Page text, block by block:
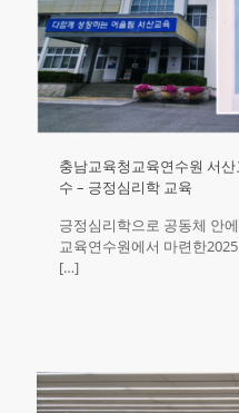
충남교육청교육연수원 서
수 – 긍정심리학 교육
긍정심리학으로 공동체 안
교육연수원에서 마련한
[…]